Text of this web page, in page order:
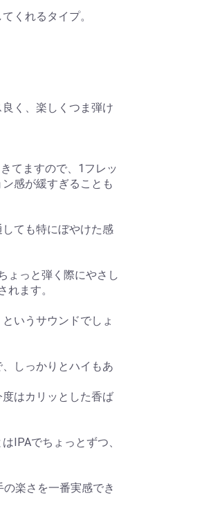
くれるタイプ。
く、楽しくつま弾け
てますので、1フレッ
感が緩すぎることも
ても特にぼやけた感
ょっと弾く際にやさし
ます。
いうサウンドでしょ
しっかりとハイもあ
はカリッとした香ば
IPAでちょっとずつ、
楽さを一番実感でき